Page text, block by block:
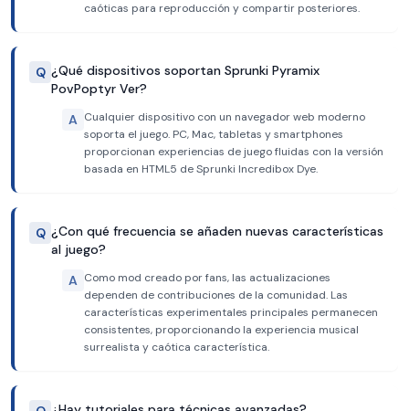
caóticas para reproducción y compartir posteriores.
Q ¿Qué dispositivos soportan Sprunki Pyramix
PovPoptyr Ver?
A Cualquier dispositivo con un navegador web moderno
soporta el juego. PC, Mac, tabletas y smartphones
proporcionan experiencias de juego fluidas con la versión
basada en HTML5 de Sprunki Incredibox Dye.
Q ¿Con qué frecuencia se añaden nuevas características
al juego?
A Como mod creado por fans, las actualizaciones
dependen de contribuciones de la comunidad. Las
características experimentales principales permanecen
consistentes, proporcionando la experiencia musical
surrealista y caótica característica.